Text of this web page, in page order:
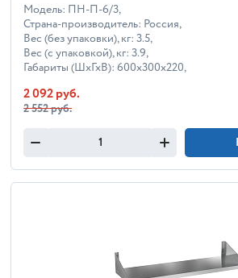
Модель: ПН-П-6/3,
Страна-производитель: Россия,
Вес (без упаковки), кг: 3.5,
Вес (с упаковкой), кг: 3.9,
Габариты (ШхГхВ): 600x300x220,
2 092 руб.
2 552 руб.